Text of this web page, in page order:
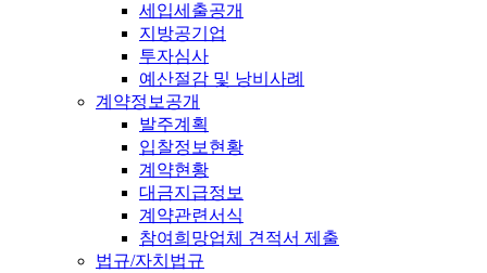
세입세출공개
지방공기업
투자심사
예산절감 및 낭비사례
계약정보공개
발주계획
입찰정보현황
계약현황
대금지급정보
계약관련서식
참여희망업체 견적서 제출
법규/자치법규